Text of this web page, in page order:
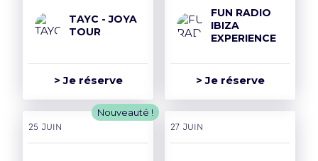
TAYC - JOYA
TOUR
> Je réserve
FUN RADIO
IBIZA
EXPERIENCE
> Je réserve
Nouveauté !
25 juin 27 juin